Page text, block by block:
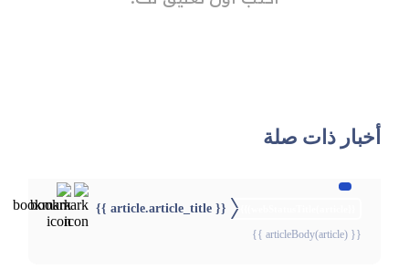
أخبار ذات صلة
{{ article.article_title }}
{{ articleBody(article) }}